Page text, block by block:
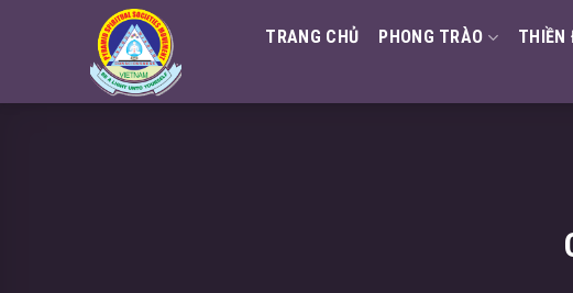
TRANG CHỦ PHONG TRÀO THIỀN